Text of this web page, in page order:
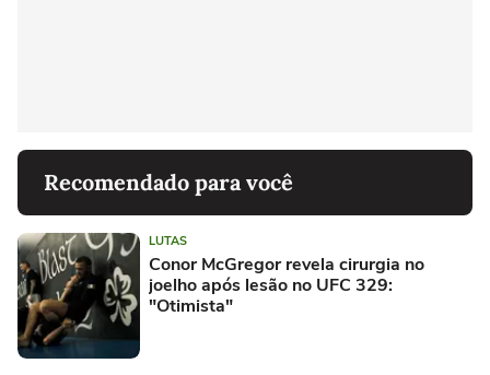
Recomendado para você
LUTAS
Conor McGregor revela cirurgia no
joelho após lesão no UFC 329:
"Otimista"